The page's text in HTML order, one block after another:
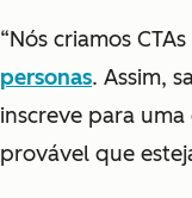
“Nós criamos
personas. Assim,
inscreve para
provável que